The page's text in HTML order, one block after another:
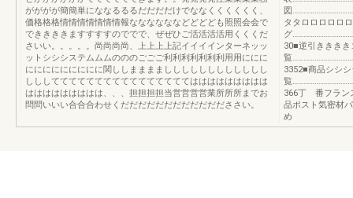
がががが簡簡単にななるるるだだだだけでななくくくくくく、
価格格格情情情情情情情報ななななななどどどども照照会会で
でききききますすすすのででで、ぜぜひご活活活活用くくくだ
さいい。。。。。尚尚尚尚、上上上上記イイイインターネッッ
ットシシシステムムムのののごごご利利利利利利利用用ににに
ににににににににに関ししまままましししししししししししし
しししててててててててててててててててははははははははは
ははははははははは、、、担担担担当営営営営業所所所までお
問問いいい合合合わせくだだだだだだだだだだだだささい。
図
タタロロロロロ
グ
30■逆引ききき
覧
3352■商品シシ
覧
366丁 番フラン
品ポスト気密材
め